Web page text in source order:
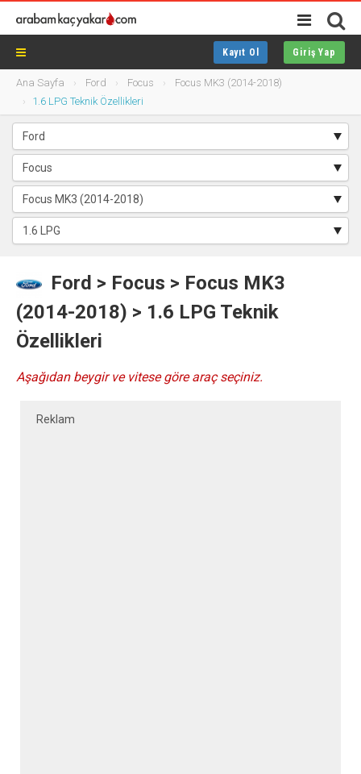
Kayıt Ol Giriş Yap
Ana Sayfa Ford Focus
Focus MK3 (2014-2018)
1.6 LPG Teknik Özellikleri
Ford > Focus > Focus MK3
(2014-2018) > 1.6 LPG Teknik
Özellikleri
Aşağıdan beygir ve vitese göre araç seçiniz.
Reklam